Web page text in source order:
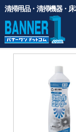
清掃用品・清掃機器・
商品一覧 ▼
業務用ゴミ
バナーワンドットコ
商品 ／清